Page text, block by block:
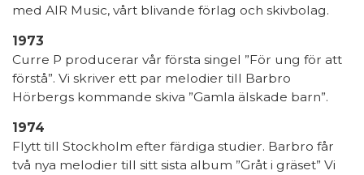
med AIR Music, vårt blivande förlag och skivbolag.
1973
Curre P producerar vår första singel ”För ung för att
förstå”. Vi skriver ett par melodier till Barbro
Hörbergs kommande skiva ”Gamla älskade barn”.
1974
Flytt till Stockholm efter färdiga studier. Barbro får
två nya melodier till sitt sista album ”Gråt i gräset” Vi